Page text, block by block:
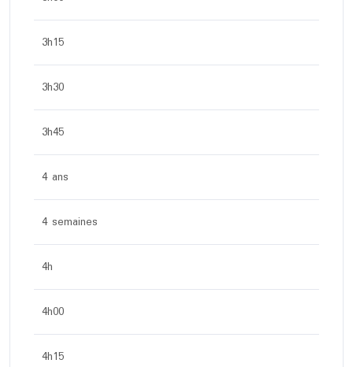
3h15
3h30
3h45
4 ans
4 semaines
4h
4h00
4h15